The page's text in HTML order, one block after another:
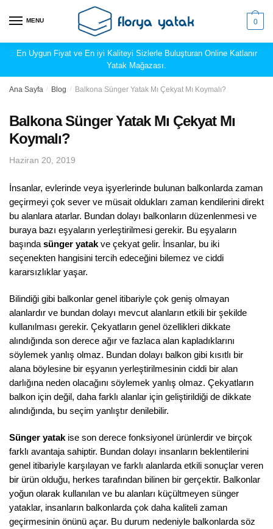
MENU 0
En Uygun Fiyat ve En iyi Kaliteyi Sizlerle Buluşturan Online Katlanır
Yatak Mağazası.
Ana Sayfa / Blog / Balkona Sünger Yatak Mı Çekyat Mı Koymalı?
Balkona Sünger Yatak Mı Çekyat Mı
Koymalı?
Haziran 20, 2019
İnsanlar, evlerinde veya işyerlerinde bulunan balkonlarda zaman
geçirmeyi çok sever ve müsait oldukları zaman kendilerini direkt
bu alanlara atarlar. Bundan dolayı balkonların düzenlenmesi ve
buraya bazı eşyaların yerleştirilmesi gerekir. Bu eşyaların
başında sünger yatak ve çekyat gelir. İnsanlar, bu iki
seçenekten hangisini tercih edeceğini bilemez ve ciddi
kararsızlıklar yaşar.
Bilindiği gibi balkonlar genel itibariyle çok geniş olmayan
alanlardır ve bundan dolayı mevcut alanların etkili bir şekilde
kullanılması gerekir. Çekyatların genel özellikleri dikkate
alındığında son derece ağır ve fazlaca alan kapladıklarını
söylemek yanlış olmaz. Bundan dolayı balkon gibi kısıtlı bir
alana böylesine bir eşyanın yerleştirilmesinin ciddi bir alan
darlığına neden olacağını söylemek yanlış olmaz. Çekyatların
balkon için değil, daha farklı alanlar için geliştirildiği de dikkate
alındığında, bu seçim yanlıştır denilebilir.
Sünger yatakise son derece fonksiyonel ürünlerdir ve birçok
farklı avantaja sahiptir. Bundan dolayı insanların beklentilerini
genel itibariyle karşılayan ve farklı alanlarda etkili sonuçlar veren
bir ürün olduğu, herkes tarafından bilinen bir gerçektir. Balkonlar
yoğun olarak kullanılan ve bu alanları küçültmeyen sünger
yataklar, insanların balkonlarda çok daha kaliteli zaman
geçirmesinin önünü açar. Bu durum nedeniyle balkonlarda söz